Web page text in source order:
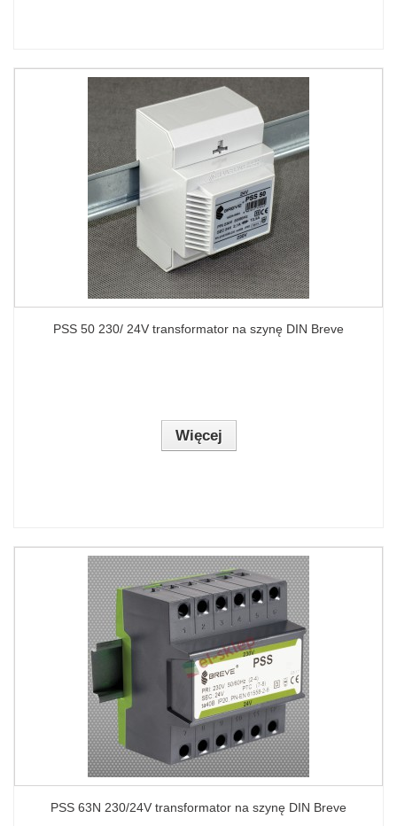
PSS 50 230/ 24V transformator na szynę DIN Breve
Więcej
PSS 63N 230/24V transformator na szynę DIN Breve